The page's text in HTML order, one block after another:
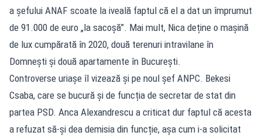
a șefului ANAF scoate la iveală faptul că el a dat un împrumut
de 91.000 de euro „la sacoșă”. Mai mult, Nica deține o mașină
de lux cumpărată în 2020, două terenuri intravilane în
Domnești și două apartamente în București.
Controverse uriașe îl vizează și pe noul șef ANPC. Bekesi
Csaba, care se bucură și de funcția de secretar de stat din
partea PSD. Anca Alexandrescu a criticat dur faptul că acesta
a refuzat să-și dea demisia din funcție, așa cum i-a solicitat